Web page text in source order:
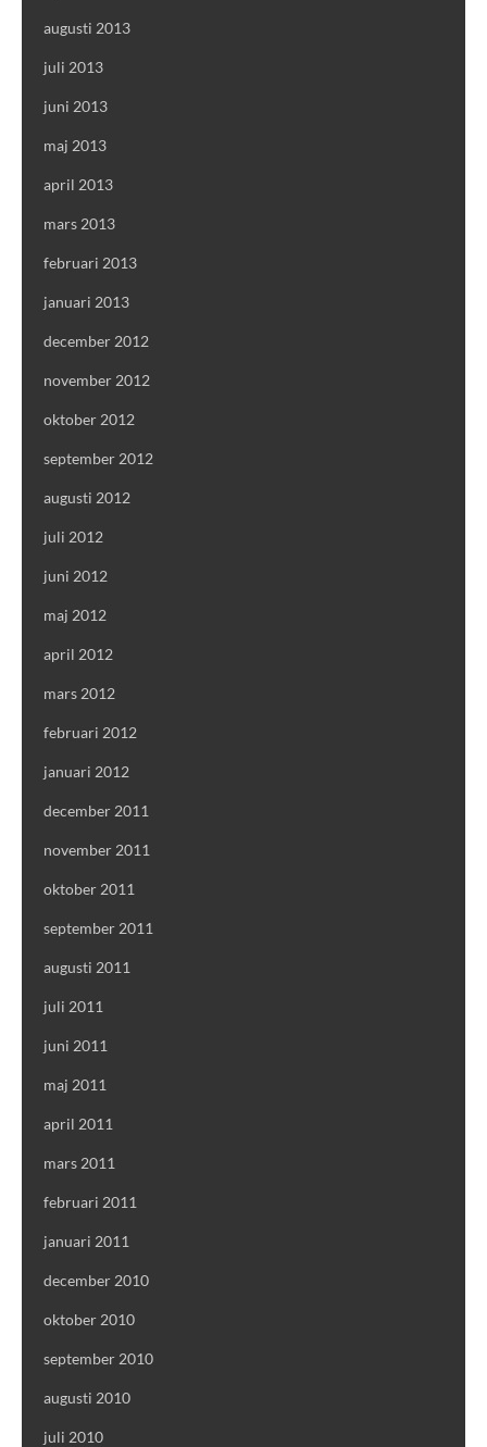
augusti 2013
juli 2013
juni 2013
maj 2013
april 2013
mars 2013
februari 2013
januari 2013
december 2012
november 2012
oktober 2012
september 2012
augusti 2012
juli 2012
juni 2012
maj 2012
april 2012
mars 2012
februari 2012
januari 2012
december 2011
november 2011
oktober 2011
september 2011
augusti 2011
juli 2011
juni 2011
maj 2011
april 2011
mars 2011
februari 2011
januari 2011
december 2010
oktober 2010
september 2010
augusti 2010
juli 2010